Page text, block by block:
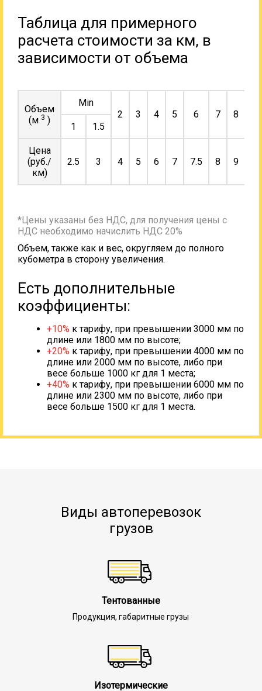
Таблица для примерного
расчета стоимости за км, в
зависимости от объема
Объем
(м 3 )
Min
2
3 4 5 6 7 8
1
1.5
Цена
(руб./
км)
2.5 3 4 5 6 7 7.5 8 9
*Цены указаны без НДС, для получения цены с
НДС необходимо начислить НДС 20%
Объем, также как и вес, округляем до полного
кубометра в сторону увеличения.
Есть дополнительные
коэффициенты:
+10% к тарифу, при превышении 3000 мм по
длине или 1800 мм по высоте;
+20% к тарифу, при превышении 4000 мм по
длине или 2000 мм по высоте, либо при
весе больше 1000 кг для 1 места;
+40% к тарифу, при превышении 6000 мм по
длине или 2300 мм по высоте, либо при
весе больше 1500 кг для 1 места.
Виды автоперевозок
грузов
Тентованные
Продукция, габаритные грузы
Изотермические